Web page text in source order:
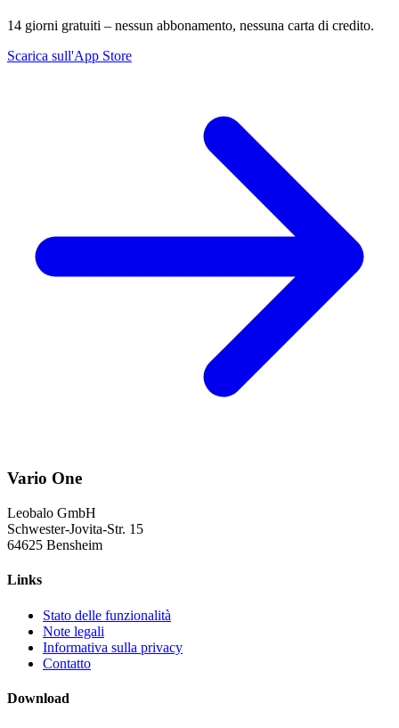
14 giorni gratuiti – nessun abbonamento, nessuna carta di credito.
Scarica sull'App Store
Vario One
Leobalo GmbH
Schwester-Jovita-Str. 15
64625 Bensheim
Links
Stato delle funzionalità
Note legali
Informativa sulla privacy
Contatto
Download